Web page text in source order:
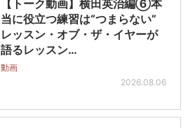
【トーク動画】横田英治編⑥本
当に役立つ練習は“つまらない”
レッスン・オブ・ザ・イヤーが
語るレッスン…
動画
2026.08.06